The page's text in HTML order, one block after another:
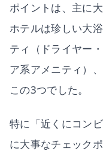
ポイントは、主に
ホテルは珍しい大
ティ（ドライヤー
ア系アメニティ）
この3つでした。
特に「近くにコン
に大事なチェック